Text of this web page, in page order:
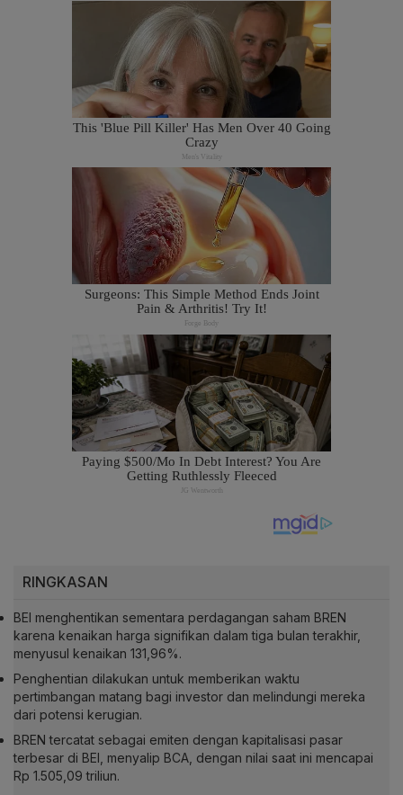
RINGKASAN
BEI menghentikan sementara perdagangan saham BREN
karena kenaikan harga signifikan dalam tiga bulan terakhir,
menyusul kenaikan 131,96%.
Penghentian dilakukan untuk memberikan waktu
pertimbangan matang bagi investor dan melindungi mereka
dari potensi kerugian.
BREN tercatat sebagai emiten dengan kapitalisasi pasar
terbesar di BEI, menyalip BCA, dengan nilai saat ini mencapai
Rp 1.505,09 triliun.